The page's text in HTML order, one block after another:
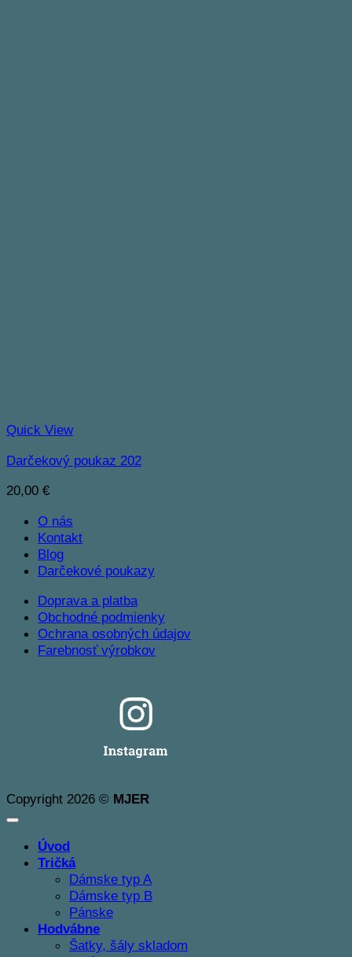
Quick View
Darčekový poukaz 202
20,00 €
O nás
Kontakt
Blog
Darčekové poukazy
Doprava a platba
Obchodné podmienky
Ochrana osobných údajov
Farebnosť výrobkov
Copyright 2026 © MJER
Úvod
Tričká
Dámske typ A
Dámske typ B
Pánske
Hodvábne
Šatky, šály skladom